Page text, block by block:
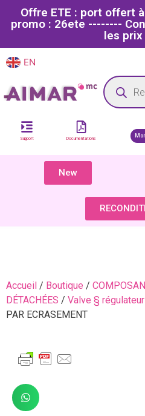
Offre ETE : port offert
promo : 26ete --------
les prix
EN
Site dédié aux
Support Documentations
New
Accueil / Boutique /
DÉTACHÉES / Valve §
PAR ECRASEMENT